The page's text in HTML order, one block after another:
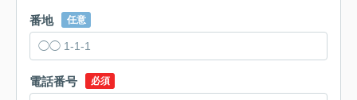
番地 任意
電話番号 必須